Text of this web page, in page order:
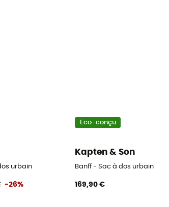
urbain
-26%
Eco-conçu
Kapten & Son
Banff - Sac à dos urbain
169,90 €